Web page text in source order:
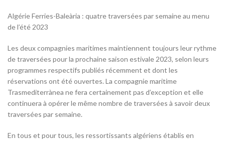
Algérie Ferries-Baleària : quatre traversées par semaine au menu
de l’été 2023
Les deux compagnies maritimes maintiennent toujours leur rythme
de traversées pour la prochaine saison estivale 2023, selon leurs
programmes respectifs publiés récemment et dont les
réservations ont été ouvertes. La compagnie maritime
Trasmediterrànea ne fera certainement pas d’exception et elle
continuera à opérer le même nombre de traversées à savoir deux
traversées par semaine.
En tous et pour tous, les ressortissants algériens établis en